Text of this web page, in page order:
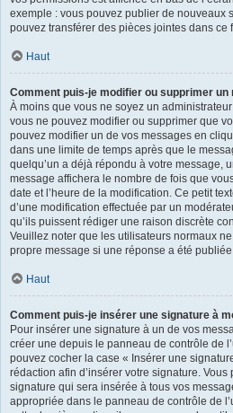
exemple : vous pouvez publier de nouveaux
pouvez transférer des pièces jointes dans ce
Haut
Comment puis-je modifier ou supprimer un
À moins que vous ne soyez un
vous ne pouvez modifier ou supprimer que
pouvez modifier un de vos messages en
dans une limite de temps après que le
quelqu’un a déjà répondu à votre message,
message affichera le nombre de fois que
date et l’heure de la modification. Ce petit
d’une modification effectuée par un
qu’ils puissent rédiger une raison discrète
Veuillez noter que les utilisateurs normaux
propre message si une réponse a été
Haut
Comment puis-je insérer une signature à
Pour insérer une signature à un de vos
créer une depuis le panneau de contrôle de
pouvez cocher la case « Insérer une
rédaction afin d’insérer votre signature.
signature qui sera insérée à tous vos
appropriée dans le panneau de contrôle de